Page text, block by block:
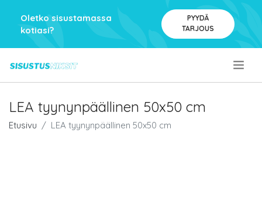
Oletko sisustamassa
kotiasi?
PYYDÄ
TARJOUS
LEA tyynynpäällinen 50x50 cm
Etusivu LEA tyynynpäällinen 50x50 cm